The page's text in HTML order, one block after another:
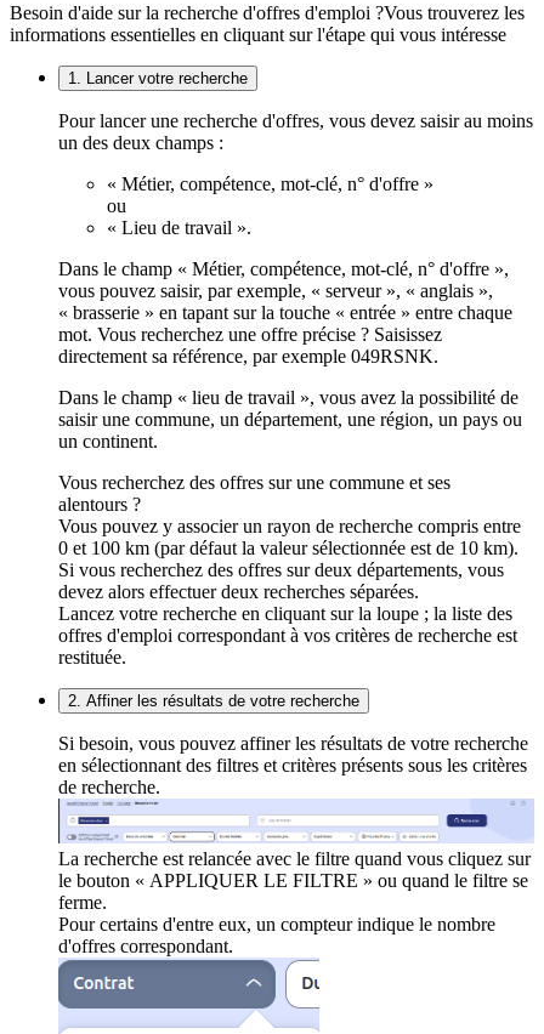
Besoin d'aide sur la recherche d'offres d'emploi ?Vous trouverez les
informations essentielles en cliquant sur l'étape qui vous intéresse
1. Lancer votre recherche
Pour lancer une recherche d'offres, vous devez saisir au moins
un des deux champs :
« Métier, compétence, mot-clé, n° d'offre »
ou
« Lieu de travail ».
Dans le champ « Métier, compétence, mot-clé, n° d'offre »,
vous pouvez saisir, par exemple, « serveur », « anglais »,
« brasserie » en tapant sur la touche « entrée » entre chaque
mot. Vous recherchez une offre précise ? Saisissez
directement sa référence, par exemple 049RSNK.
Dans le champ « lieu de travail », vous avez la possibilité de
saisir une commune, un département, une région, un pays ou
un continent.
Vous recherchez des offres sur une commune et ses
alentours ?
Vous pouvez y associer un rayon de recherche compris entre
0 et 100 km (par défaut la valeur sélectionnée est de 10 km).
Si vous recherchez des offres sur deux départements, vous
devez alors effectuer deux recherches séparées.
Lancez votre recherche en cliquant sur la loupe ; la liste des
offres d'emploi correspondant à vos critères de recherche est
restituée.
2. Affiner les résultats de votre recherche
Si besoin, vous pouvez affiner les résultats de votre recherche
en sélectionnant des filtres et critères présents sous les critères
de recherche.
La recherche est relancée avec le filtre quand vous cliquez sur
le bouton « APPLIQUER LE FILTRE » ou quand le filtre se
ferme.
Pour certains d'entre eux, un compteur indique le nombre
d'offres correspondant.